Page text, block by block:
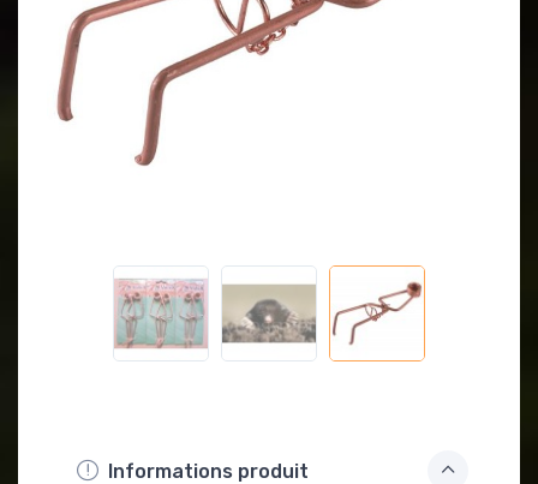
Informations produit